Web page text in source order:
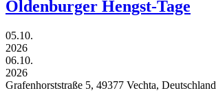
Oldenburger Hengst-Tage
05.10.
2026
06.10.
2026
Grafenhorststraße 5, 49377 Vechta, Deutschland